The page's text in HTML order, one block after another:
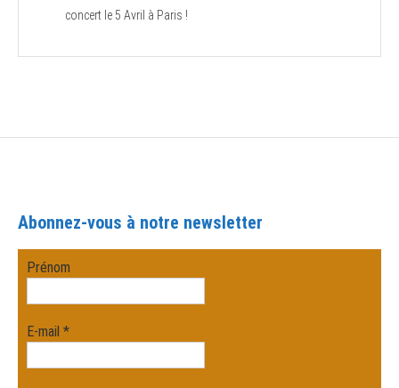
concert le 5 Avril à Paris !
Abonnez-vous à notre newsletter
Prénom
E-mail*